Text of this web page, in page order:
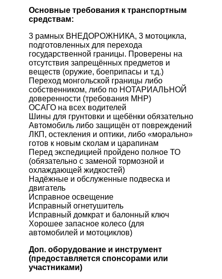
Основные требования к транспортным
средствам:
3 рамных ВНЕДОРОЖНИКА, 3 мотоцикла,
подготовленных для перехода
государственной границы. Проверены на
отсутствия запрещённых предметов и
веществ (оружие, боеприпасы и т.д.)
Переход монгольской границы либо
собственником, либо по НОТАРИАЛЬНОЙ
доверенности (требования МНР)
ОСАГО на всех водителей
Шины для грунтовки и щебёнки обязательно
Автомобиль либо защищён от повреждений
ЛКП, остекления и оптики, либо «морально»
готов к новым сколам и царапинам
Перед экспедицией пройдено полное ТО
(обязательно с заменой тормозной и
охлаждающей жидкостей)
Надёжные и обслуженные подвеска и
двигатель
Исправное освещение
Исправный огнетушитель
Исправный домкрат и балонный ключ
Хорошее запасное колесо (для
автомобилей и мотоциклов)
Доп. оборудование и инструмент
(предоставляется спонсорами или
участниками)